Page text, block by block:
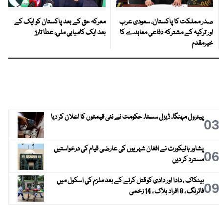
صدر مملکت کا پاکستان، سعودی عرب
اور ترکیہ کے مشترکہ دفاعی معاہدے کا
خیرمقدم
معرکہ حق کے بعد پاکستان کو ایک کے
بعد ایک کامیابی ملی، عطا تارڑ
03پیٹرول مہنگا، ڈیزل سستا، حکومت نے نئی قیمتوں کا اعلان کر دیا
06پشاور ہائیکورٹ نے افغان شہریوں کی عارضی قیام کی درخواستیں
مسترد کر دیں
09بینکاک ، دادا اور دادی کو قتل کرنے کے بعد ملزم کی اسکول میں
فائرنگ ، 8 افراد ہلاک ، 14 زخمی